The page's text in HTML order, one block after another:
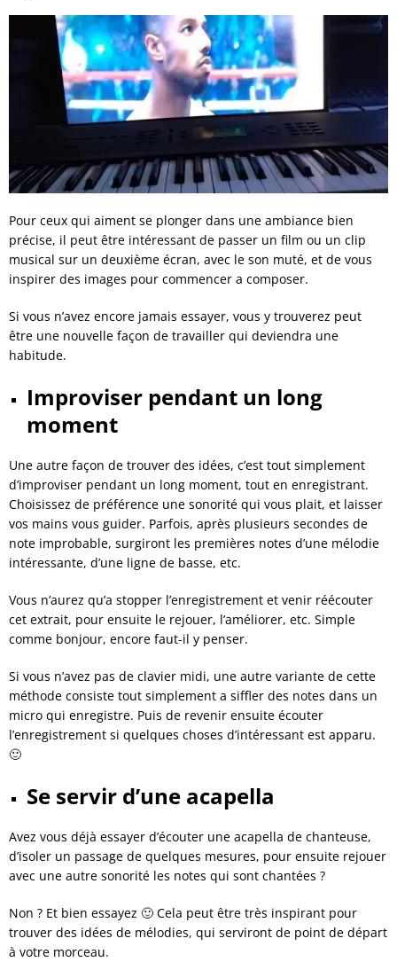
Pour ceux qui aiment se plonger dans une ambiance bien
précise, il peut être intéressant de passer un film ou un clip
musical sur un deuxième écran, avec le son muté, et de vous
inspirer des images pour commencer a composer.
Si vous n’avez encore jamais essayer, vous y trouverez peut
être une nouvelle façon de travailler qui deviendra une
habitude.
Improviser pendant un long
moment
Une autre façon de trouver des idées, c’est tout simplement
d’improviser pendant un long moment, tout en enregistrant.
Choisissez de préférence une sonorité qui vous plait, et laisser
vos mains vous guider. Parfois, après plusieurs secondes de
note improbable, surgiront les premières notes d’une mélodie
intéressante, d’une ligne de basse, etc.
Vous n’aurez qu’a stopper l’enregistrement et venir réécouter
cet extrait, pour ensuite le rejouer, l’améliorer, etc. Simple
comme bonjour, encore faut-il y penser.
Si vous n’avez pas de clavier midi, une autre variante de cette
méthode consiste tout simplement a siffler des notes dans un
micro qui enregistre. Puis de revenir ensuite écouter
l’enregistrement si quelques choses d’intéressant est apparu.
🙂
Se servir d’une acapella
Avez vous déjà essayer d’écouter une acapella de chanteuse,
d’isoler un passage de quelques mesures, pour ensuite rejouer
avec une autre sonorité les notes qui sont chantées ?
Non ? Et bien essayez 🙂 Cela peut être très inspirant pour
trouver des idées de mélodies, qui serviront de point de départ
à votre morceau.